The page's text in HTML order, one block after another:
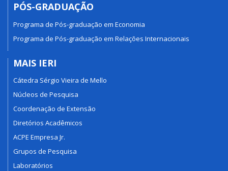
PÓS-GRADUAÇÃO
Programa de Pós-graduação em Economia
Programa de Pós-graduação em Relações Internacionais
MAIS IERI
Cátedra Sérgio Vieira de Mello
Núcleos de Pesquisa
Coordenação de Extensão
Diretórios Acadêmicos
ACPE Empresa Jr.
Grupos de Pesquisa
Laboratórios